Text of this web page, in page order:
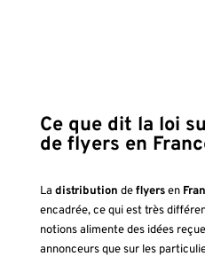
Ce que dit la loi
de flyers en
La distribution deflyersen
encadrée, ce qui est très
notions alimente des idées
annonceurs que sur les